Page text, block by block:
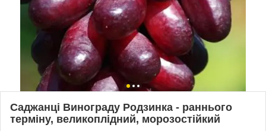
Саджанці Винограду Родзинка - раннього
терміну, великоплідний, морозостійкий